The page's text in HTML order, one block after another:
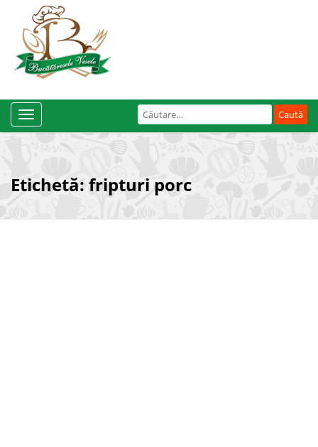
Caută
după:
Toggle
Navigation
Etichetă: fripturi porc